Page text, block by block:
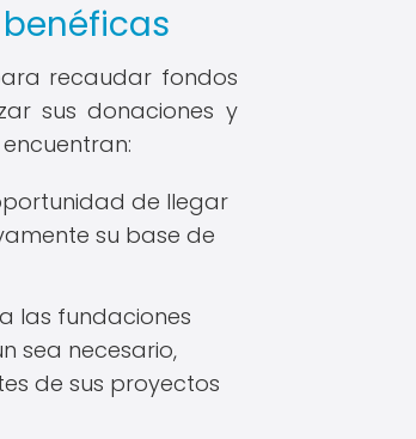
recaudar fondos
sus donaciones y
de llegar
su base de
las fundaciones
sea necesario,
de sus proyectos